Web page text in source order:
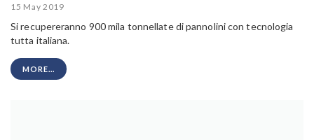
15 May 2019
Si recupereranno 900 mila tonnellate di pannolini con tecnologia
tutta italiana.
MORE...